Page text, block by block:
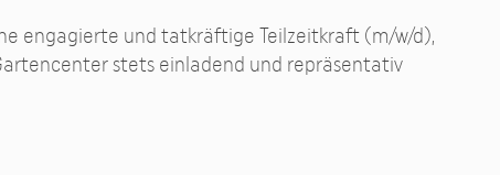
engagierte und tatkräftige Teilzeitkraft (m/w/d),
stets einladend und repräsentativ